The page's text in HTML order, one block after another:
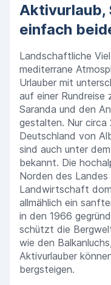
Aktivurlaub,
einfach
Landschaftliche
mediterrane
Urlauber mit
auf einer Rundreise
Saranda und den
gestalten. Nur circa
Deutschland von
sind auch unter
bekannt. Die
Norden des
Landwirtschaft
allmählich ein
in den 1966
schützt die
wie den
Aktivurlauber
bergsteigen.